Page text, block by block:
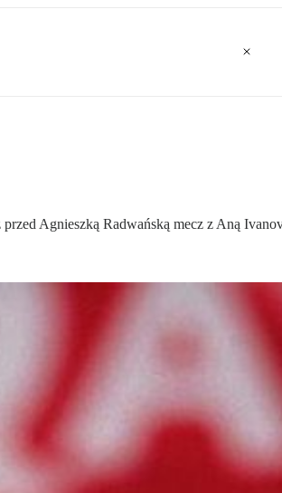
Agnieszką Radwańską mecz z Aną